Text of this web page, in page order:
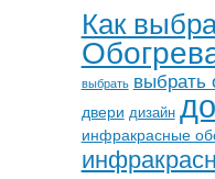
Как
выбрать выбрать
двери дизайн
инфракрасные